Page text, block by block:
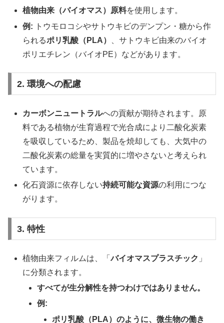
植物由来（バイオマス）原料を使用します。
例: トウモロコシやサトウキビのデンプン・糖から作
られるポリ乳酸（PLA）
、サトウキビ由来のバイオ
ポリエチレン（バイオPE）などがあります。
2. 環境への配慮
カーボンニュートラルへの貢献が期待されます。原
料である植物が生育過程で光合成により二酸化炭素
を吸収しているため、製品を焼却しても、大気中の
二酸化炭素の総量を実質的に増やさないと考えられ
ています。
化石資源に依存しない持続可能な資源の利用につな
がります。
3. 特性
植物由来フィルムは、「バイオマスプラスチック 」
に分類されます。
すべてが生分解性を持つわけではありません。
例:
ポリ乳酸（PLA）のように、微生物の働き